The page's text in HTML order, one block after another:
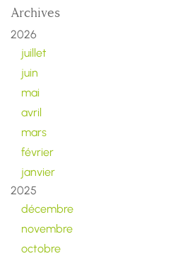
Archives
2026
juillet
juin
mai
avril
mars
février
janvier
2025
décembre
novembre
octobre